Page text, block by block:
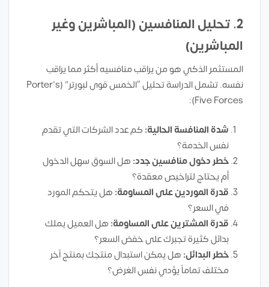
2. تحليل المنافسين (المباشرين وغير
المباشرين)
المستثمر الذكي هو من يراقب منافسيه أكثر مما يراقب
نفسه. تشمل الدراسة تحليل “الخمس قوى لبورتر” (Porter’s
Five Forces):
شدة المنافسة الحالية: كم عدد الشركات التي تقدم
نفس الخدمة؟
خطر دخول منافسين جدد: هل السوق سهل الدخول
أم يحتاج لتراخيص معقدة؟
قدرة الموردين على المساومة: هل يتحكم المورد
في السعر؟
قدرة المشترين على المساومة: هل العميل يملك
بدائل كثيرة تجبرك على خفض السعر؟
خطر البدائل: هل يمكن استبدال منتجك بمنتج آخر
مختلف تماماً يؤدي نفس الغرض؟